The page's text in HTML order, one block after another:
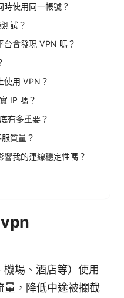
時使用同一帳號？
試？
台會發現 VPN 嗎？
使用 VPN？
IP 嗎？
有多重要？
質量？
響我的連線穩定性嗎？
場、酒店等）使用
量，降低中途被攔截